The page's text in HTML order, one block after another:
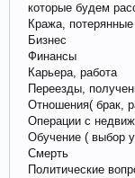
которые будем
Кража,
Бизнес
Финансы
Карьера, работа
Переезды,
Отношения( брак,
Операции с
Обучение ( выбор
Смерть
Политические